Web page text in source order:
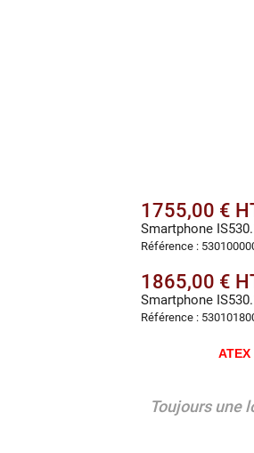
1755,00 €
Smartphone
Référence :
1865,00 €
Smartphone
Référence :
Toujours une